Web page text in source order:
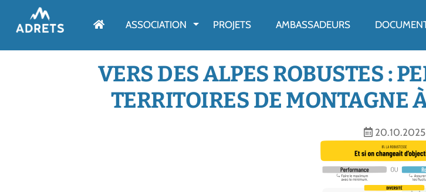
ASSOCIATION AFFICHER LE MENU
PROJETS AMBASSADEURS
VERS DES ALPES ROBUSTES :
TERRITOIRES DE MONTAGNE
20.10.2025